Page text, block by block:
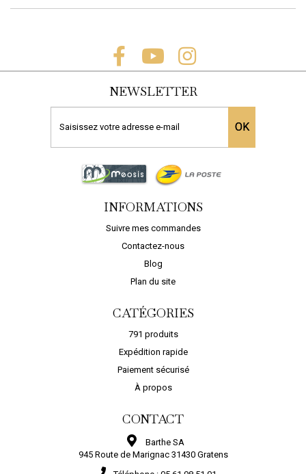
NEWSLETTER
OK
INFORMATIONS
Suivre mes commandes
Contactez-nous
Blog
Plan du site
CATÉGORIES
791 produits
Expédition rapide
Paiement sécurisé
À propos
CONTACT
Barthe SA
945 Route de Marignac 31430 Gratens